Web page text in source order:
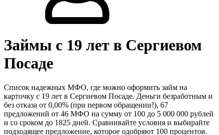
Займы с 19 лет в Сергиевом
Посаде
Список надежных МФО, где можно оформить займ на
карточку с 19 лет в Сергиевом Посаде. Деньги безработным и
без отказа от 0,00% (при первом обращении!), 67
предложений от 46 МФО на сумму от 100 до 5 000 000 рублей
и со сроком до 1825 дней. Сравнивайте условия и выбирайте
подходящее предложение, которое одобряют 100 процентов.